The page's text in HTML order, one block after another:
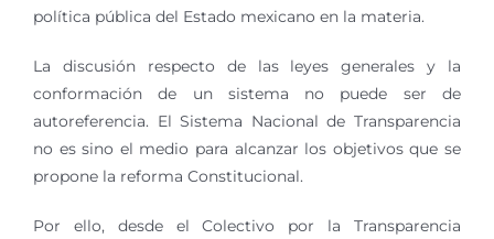
política pública del Estado mexicano en la materia.
La discusión respecto de las leyes generales y la
conformación de un sistema no puede ser de
autoreferencia. El Sistema Nacional de Transparencia
no es sino el medio para alcanzar los objetivos que se
propone la reforma Constitucional.
Por ello, desde el Colectivo por la Transparencia